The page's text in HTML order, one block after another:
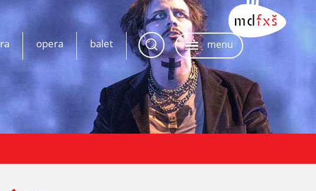
menu
balet
opera